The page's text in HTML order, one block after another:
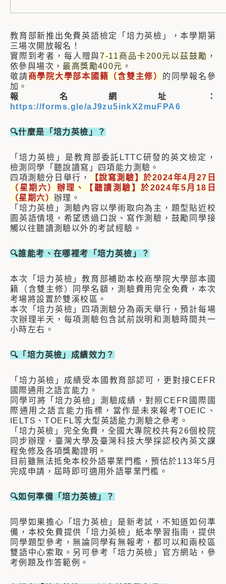
教育部新推出免費英語檢定「培力英檢」，本學期第
三場次開放報名！
實際到考者，每人贈與7-11商品卡200元以茲鼓勵 ，
依參與場次， 最高獎勵400元 。
敬請商學院大學部本國籍（含雙主修） 的同學報名參
加。
報名網址：
https://forms.gle/aJ9zu5inkX2muFPA6
🔍什麼是「培力英檢」？
「培力英檢」是教育部委託LTTC研發的英文檢定，
檢測同學「聽說讀寫」四項能力測驗。
四項測驗分日舉行，
【說寫測驗】於2024年4月27日
（星期六）辦理、【聽讀測驗】於2024年5月18日
（星期六） 辦理。
「培力英檢」測驗內容以學術取向為主，題型貼近校
園英語情境，希望透過口說、寫作測驗，鼓勵同學接
觸以往聽讀測驗以外的考試經驗。
🔍誰能考、在哪裡考「培力英檢」？
本次「培力英檢」教育部補助本校商學院大學部本國
籍（含雙主修）同學名額，測驗費用完全免費，本次
考場將設置於雙溪校區。
本次「培力英檢」四項測驗分為兩天舉行，預計每場
次辦理半天，每項測驗包含試前說明和測驗時間共一
小時左右。
🔍「培力英檢」成績效力？
「培力英檢」成績受本國教育部認可，更對接CEFR
國際通用之語言能力。
同學可將「培力英檢」測驗成績，對照CEFR國際國
際通用之語言能力指標，當作是未來報考TOEIC、
IELTS、TOEFL等大型英語能力測驗之參考。
「培力英檢」完全免費，全國大專院校共有26個校院
同步辦理，臺灣大學及臺灣科技大學採認校內英文課
程免修及各項獎勵證明。
目前雖無法抵免本校外語畢業門檻，預估於113年5月
完成申請，屆時即可適用外語畢業門檻。
🔍如何準備「培力英檢」？
同學如果擔心「培力英檢」是新考試，不知道如何準
備，本校免費提供「培力英檢」紙本學習指南，提供
同學題型參考，無論同學有無報考，都可以和兩校區
雙語中心索取。另可參考「培力英檢」官方網站，參
考例題及作答範例。